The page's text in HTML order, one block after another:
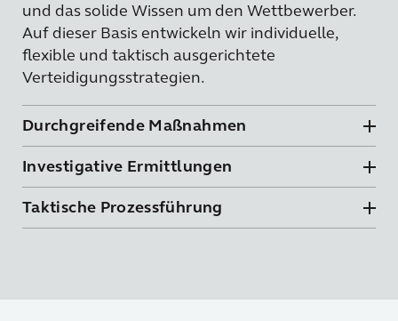
und das solide Wissen um den Wettbewerber.
Auf dieser Basis entwickeln wir individuelle,
flexible und taktisch ausgerichtete
Verteidigungsstrategien.
Durchgreifende Maßnahmen
Investigative Ermittlungen
Taktische Prozessführung